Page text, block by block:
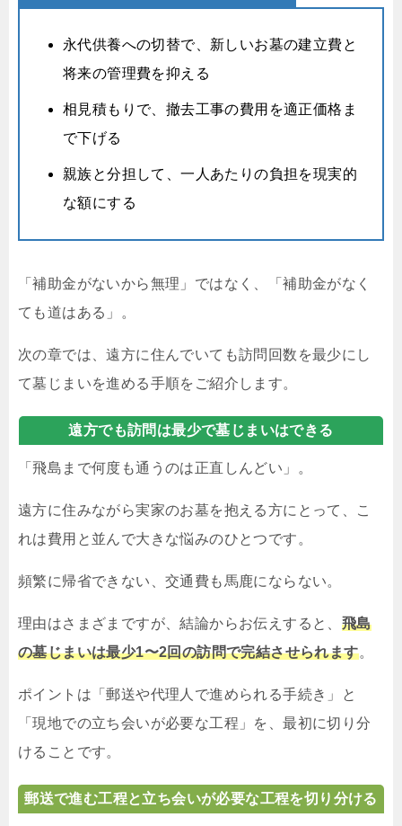
永代供養への切替で、新しいお墓の建立費と
将来の管理費を抑える
相見積もりで、撤去工事の費用を適正価格ま
で下げる
親族と分担して、一人あたりの負担を現実的
な額にする
「補助金がないから無理」ではなく、「補助金がなく
ても道はある」。
次の章では、遠方に住んでいても訪問回数を最少にし
て墓じまいを進める手順をご紹介します。
遠方でも訪問は最少で墓じまいはできる
「飛島まで何度も通うのは正直しんどい」。
遠方に住みながら実家のお墓を抱える方にとって、こ
れは費用と並んで大きな悩みのひとつです。
頻繁に帰省できない、交通費も馬鹿にならない。
理由はさまざまですが、結論からお伝えすると、 飛島
の墓じまいは最少1〜2回の訪問で完結させられます。
ポイントは「郵送や代理人で進められる手続き」と
「現地での立ち会いが必要な工程」を、最初に切り分
けることです。
郵送で進む工程と立ち会いが必要な工程を切り分ける